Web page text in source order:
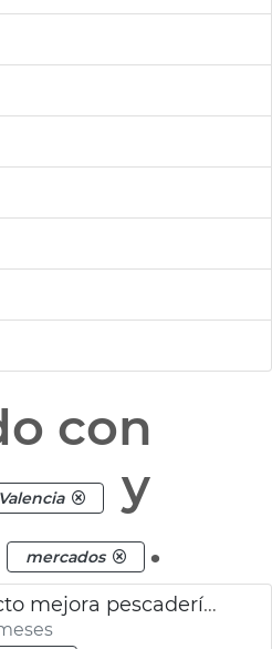
con
Valencia
y
mercados .
Redacción proyecto mejora pescadería Mercado Cabañal